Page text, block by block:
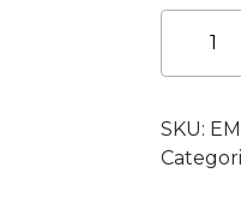
de
Pesticidas
(Private
SKU: